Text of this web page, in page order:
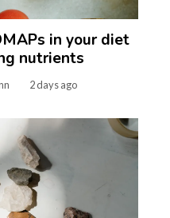
in your diet
nutrients
2 days ago